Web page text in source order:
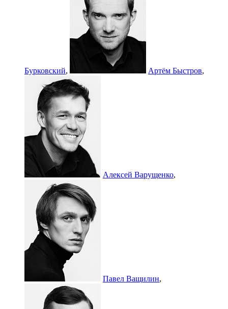
Бурковский, Артём Быстров,
Алексей Варущенко,
Павел Ващилин,